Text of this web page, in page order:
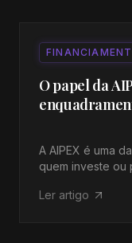
O papel da
A AIPEX é uma
quem investe ou
artigo,
Ler artigo